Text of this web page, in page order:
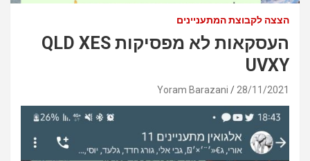
הצצה לקבוצת המתעניינים
העסקאות לא מפסיקות QLD XES
UVXY
28/11/2021
Yoram Barazani